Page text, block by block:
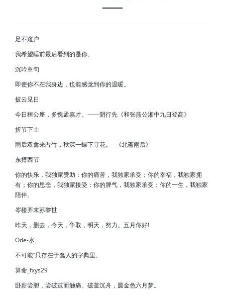
足不窥户
我希望睡前最后看到的是你。
沉吟章句
即使你不在我身边，也能感觉到你的温暖。
披云见日
今日桓公座，多愧孟嘉才。——阴行先《和张燕公湘中九日登高》
折节下士
雨后双禽来占竹，秋深一蝶下寻花。--《北斋雨后》
东撙西节
你的快乐，我独家赞助：你的痛苦，我独家承受；你的幸福，我独家拥
有；你的思念，我独家接受：你的脾气，我独家承受：你的一生，我独家
陪伴。
岑楼齐末苏黎世
昨天，删去，今天，争取，明天，努力。五月你好!
Ode-水
不可能”只存在于蠢人的字典里。
算命_fxys29
卧薪尝胆，尝破茧而触痛。破釜沉舟，圆金色六月梦。